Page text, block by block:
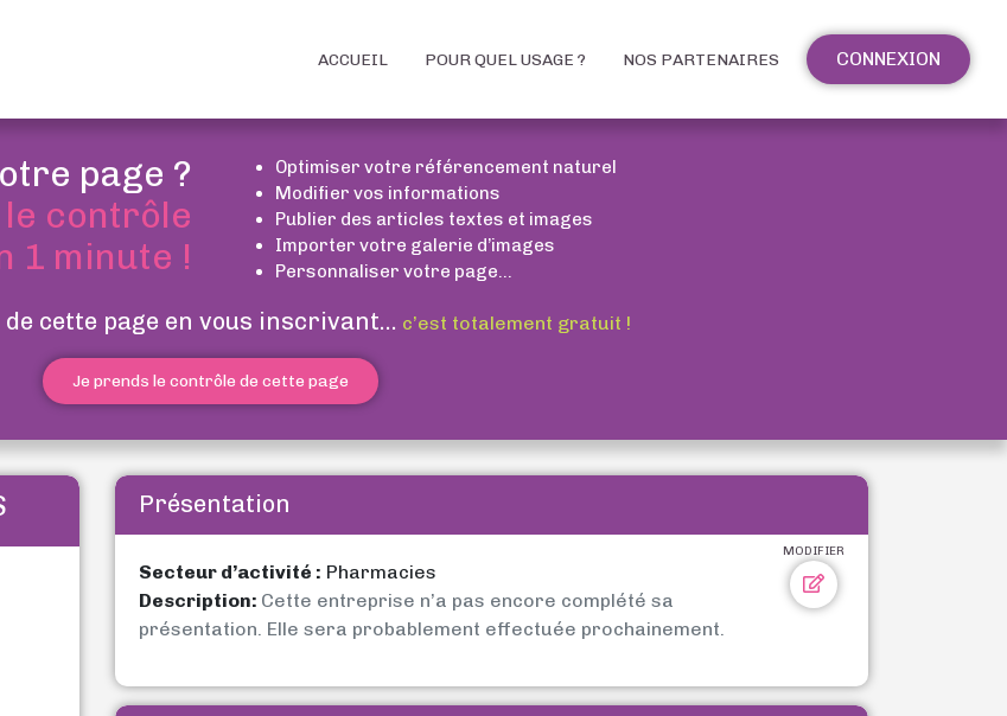
ACCUEIL POUR QUEL USAGE ? NOS PARTENAIRES CONNEXION
page ?
le contrôle
1 minute !
Optimiser votre référencement naturel
Modifier vos informations
Publier des articles textes et images
Importer votre galerie d’images
Personnaliser votre page...
cette page en vous inscrivant... c’est totalement gratuit !
Je prends le contrôle de cette page
Présentation
MODIFIER
Secteur d’activité : Pharmacies
Description: Cette entreprise n’a pas encore complété sa
présentation. Elle sera probablement effectuée prochainement.